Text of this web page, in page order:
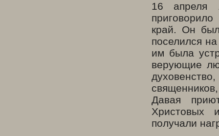
16 апреля
край. Он был
поселился
им была
верующие
Давая
Христовых
получали